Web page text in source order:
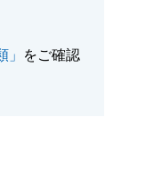
をご確認